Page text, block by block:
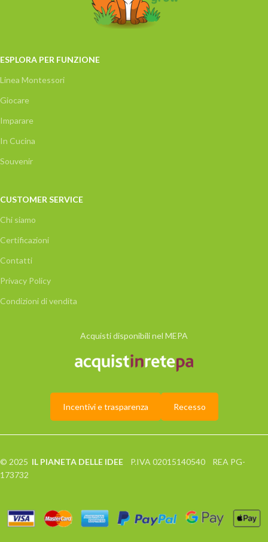
ESPLORA PER FUNZIONE
Linea Montessori
Giocare
Imparare
In Cucina
Souvenir
CUSTOMER SERVICE
Chi siamo
Certificazioni
Contatti
Privacy Policy
Condizioni di vendita
Acquisti disponibili nel MEPA
Incentivi e trasparenza Recesso
© 2025 IL PIANETA DELLE IDEE P.IVA 02015140540 REA PG-
173732